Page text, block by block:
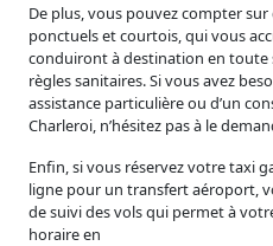
De plus, vous pouvez compter
ponctuels et courtois, qui vous
conduiront à destination en toute
règles sanitaires. Si vous avez
assistance particulière ou d’un
Charleroi, n’hésitez pas à le
Enfin, si vous réservez votre taxi
ligne pour un transfert aéroport,
de suivi des vols qui permet à
horaire en